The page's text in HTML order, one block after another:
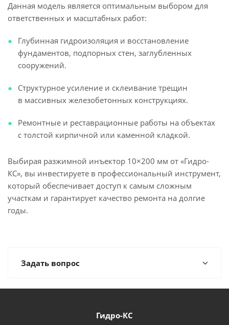
Данная модель является оптимальным выбором для
ответственных и масштабных работ:
Глубинная гидроизоляция и восстановление
фундаментов, подпорных стен, заглубленных
сооружений.
Структурное усиление и склеивание трещин
в массивных железобетонных конструкциях.
Ремонтные и реставрационные работы на объектах
с толстой кирпичной или каменной кладкой.
Выбирая разжимной инъектор 10×200 мм от «Гидро-
КС», вы инвестируете в профессиональный инструмент,
который обеспечивает доступ к самым сложным
участкам и гарантирует качество ремонта на долгие
годы.
Задать вопрос
Гидро-КС